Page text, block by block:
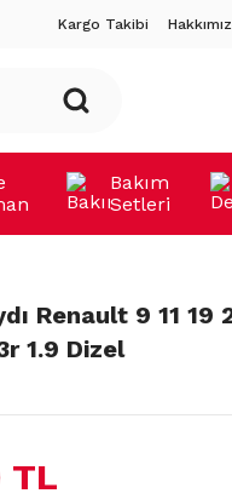
Kargo Takibi
Bakım
Setleri
Renault 9 11 19
1.9 Dizel
TL